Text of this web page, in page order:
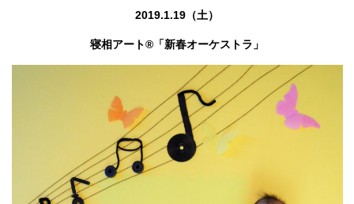
2019.1.19（土）
寝相アート®「新春オーケストラ」